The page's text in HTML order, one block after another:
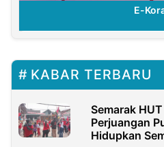
E-
KABAR TERBARU
Semarak
Perjuangan
Hidupkan